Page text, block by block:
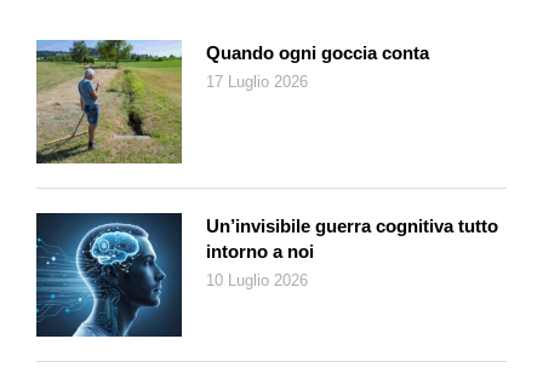
ritrovano, per morfologia e ispirazione, riferimenti a scultori che
come lui hanno optato per un approccio solido e lineare alla
lavorazione del materiale. Allo stesso tempo, però, quella che
documentano è anche una traiettoria autonoma, che bada
poco alle tendenze e alle parole d’ordine e che sa rielaborare
gli stimoli ricevuti per approdare a una sintesi personale.
Graf mira alla riduzione delle forme, spogliate di ogni orpello,
per giungere a un’austerità compositiva prodotta da superfici e
masse geometriche primarie e dal semplice incontro di piani,
eppure i suoi metalli flessi con estrema precisione appaiono
dinamici, pieni di energia. Spesso non hanno fronte o lati e non
prevedono alcun punto di vista privilegiato, realizzati come
Quando ogni goccia conta
17 Luglio 2026
Un’invisibile guerra cognitiva tutto
intorno a noi
10 Luglio 2026